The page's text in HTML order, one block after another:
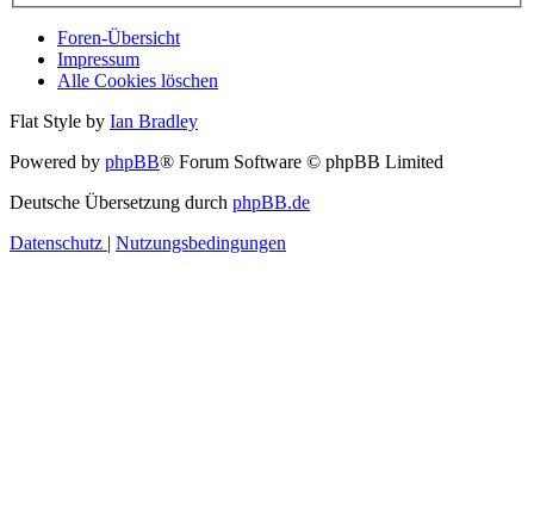
Foren-Übersicht
Impressum
Alle Cookies löschen
Flat Style by Ian Bradley
Powered by phpBB® Forum Software © phpBB Limited
Deutsche Übersetzung durch phpBB.de
Datenschutz | Nutzungsbedingungen